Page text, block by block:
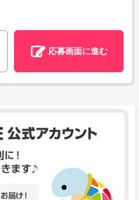
応募画面に進む